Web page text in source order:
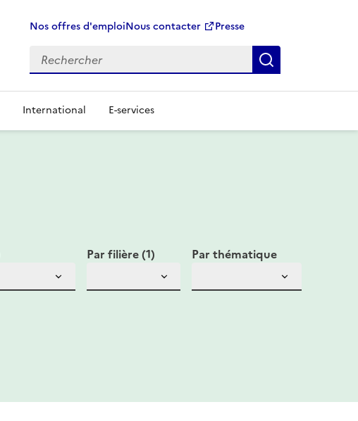
Nos offres d'emploiNous contacter Presse
International E-services
Par filière (1) Par thématique